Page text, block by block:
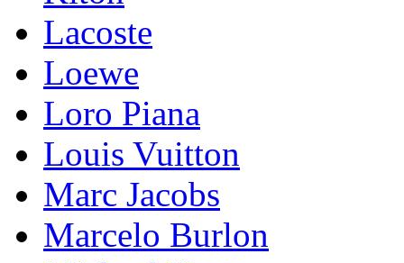
Lacoste
Loewe
Loro Piana
Lоuis Vuittоn
Marc Jacobs
Marcelo Burlon